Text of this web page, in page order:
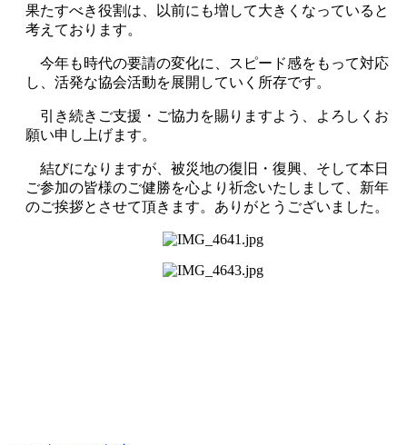
果たすべき役割は、以前にも増して大きくなっていると
考えております。
今年も時代の要請の変化に、スピード感をもって対応
し、活発な協会活動を展開していく所存です。
引き続きご支援・ご協力を賜りますよう、よろしくお
願い申し上げます。
結びになりますが、被災地の復旧・復興、そして本日
ご参加の皆様のご健勝を心より祈念いたしまして、新年
のご挨拶とさせて頂きます。ありがとうございました。